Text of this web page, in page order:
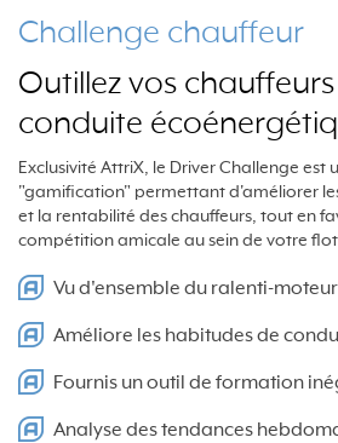
Challenge chauffeur
Outillez vos
conduite
Exclusivité AttriX, le Driver Challenge est
"gamification" permettant d'améliorer
et la rentabilité des chauffeurs, tout en
compétition amicale au sein de votre
Vu d'ensemble du ralenti-
Améliore les habitudes de
Fournis un outil de formation
Analyse des tendances